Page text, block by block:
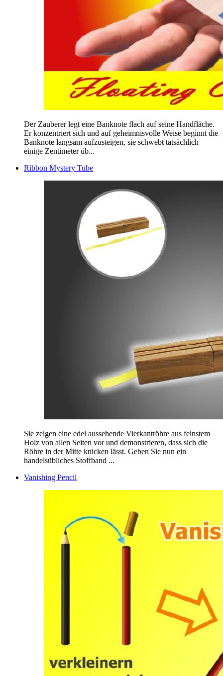
Der Zauberer legt eine Banknote flach auf seine Handfläche.
Er konzentriert sich und auf geheimnisvolle Weise beginnt die
Banknote langsam aufzusteigen, sie schwebt tatsächlich
einige Zentimeter üb...
Ribbon Mystery Tube
Sie zeigen eine edel aussehende Vierkantröhre aus feinstem
Holz von allen Seiten vor und demonstrieren, dass sich die
Röhre in der Mitte knicken lässt. Geben Sie nun ein
handelsübliches Stoffband ...
Vanishing Pencil